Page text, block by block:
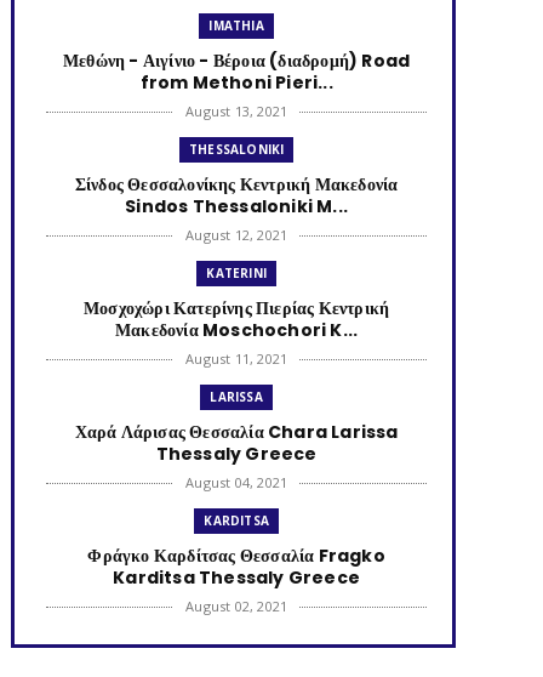
IMATHIA
Μεθώνη - Αιγίνιο - Βέροια (διαδρομή) Road
from Methoni Pieri...
August 13, 2021
THESSALONIKI
Σίνδος Θεσσαλονίκης Κεντρική Μακεδονία
Sindos Thessaloniki M...
August 12, 2021
KATERINI
Μοσχοχώρι Κατερίνης Πιερίας Κεντρική
Μακεδονία Moschochori K...
August 11, 2021
LARISSA
Χαρά Λάρισας Θεσσαλία Chara Larissa
Thessaly Greece
August 04, 2021
KARDITSA
Φράγκο Καρδίτσας Θεσσαλία Fragko
Karditsa Thessaly Greece
August 02, 2021
KATERINI